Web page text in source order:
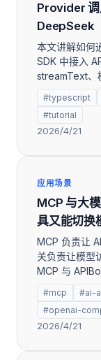
Provider 调
DeepSeek
本文讲解如何
SDK 中接入
streamText、
#typescript
#tutorial
2026/4/21
应用场景
MCP 与大
具又能切换
MCP 负责让
关负责让模型
MCP 与
#mcp #ai-
#openai-
2026/4/21